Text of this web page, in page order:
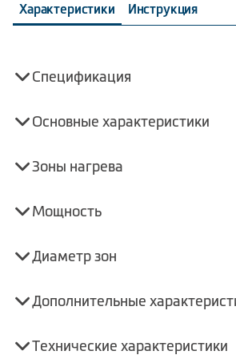
Характеристики Инструкция
Спецификация
Основные характеристики
Зоны нагрева
Мощность
Диаметр зон
Дополнительные
Технические характеристики